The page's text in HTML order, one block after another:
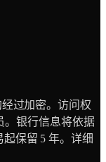
过加密。访问权
。银行信息将依据
保留 5 年。详细